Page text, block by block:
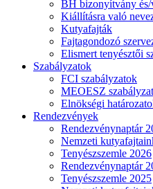
BH bizonyítvány
Kiállításra való
Kutyafajták
Fajtagondozó
Elismert tenyésztői
Szabályzatok
FCI szabályzatok
MEOESZ
Elnökségi
Rendezvények
Rendezvénynaptár
Nemzeti
Tenyészszemle 2026
Rendezvénynaptár
Tenyészszemle 2025